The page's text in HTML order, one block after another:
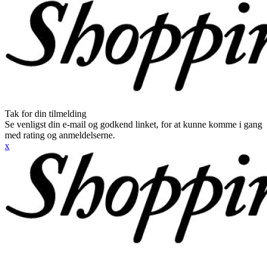
Tak for din tilmelding
Se venligst din e-mail og godkend linket, for at kunne komme i gang
med rating og anmeldelserne.
x